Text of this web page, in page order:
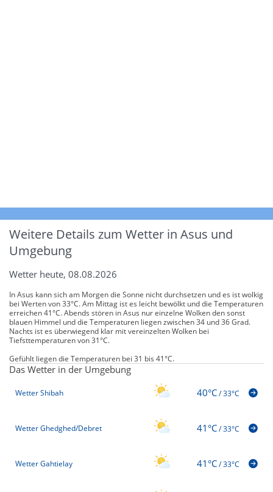
Weitere Details zum Wetter in Asus und
Umgebung
Wetter heute, 08.08.2026
In Asus kann sich am Morgen die Sonne nicht durchsetzen und es ist wolkig
bei Werten von 33°C. Am Mittag ist es leicht bewölkt und die Temperaturen
erreichen 41°C. Abends stören in Asus nur einzelne Wolken den sonst
blauen Himmel und die Temperaturen liegen zwischen 34 und 36 Grad.
Nachts ist es überwiegend klar mit vereinzelten Wolken bei
Tiefsttemperaturen von 31°C.
Gefühlt liegen die Temperaturen bei 31 bis 41°C.
Das Wetter in der Umgebung
Wetter Shibah 40°C/33°C
Wetter Ghedghed/Debret 41°C/33°C
Wetter Gahtielay 41°C/33°C